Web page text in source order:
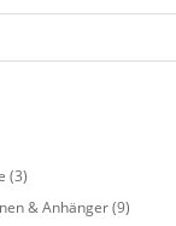
(3)
& Anhänger(9)